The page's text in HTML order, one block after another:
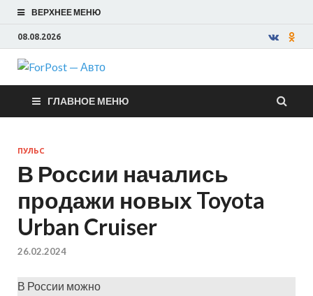
ВЕРХНЕЕ МЕНЮ
08.08.2026
ForPost —
Авто
ГЛАВНОЕ МЕНЮ
ПУЛЬС
В России начались
продажи новых Toyota
Urban Cruiser
26.02.2024
В России можно